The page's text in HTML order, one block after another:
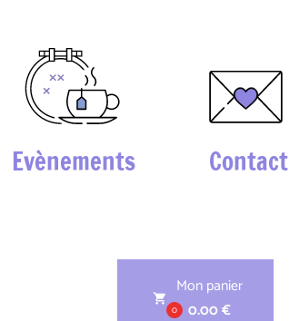
Evènements Contact
shopping_cart
0
Mon panier
0.00 €